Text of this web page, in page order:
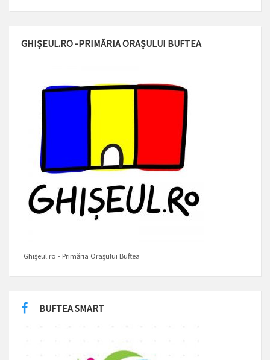
GHIȘEUL.RO -PRIMĂRIA ORAȘULUI BUFTEA
Ghișeul.ro - Primăria Orașului Buftea
BUFTEA SMART